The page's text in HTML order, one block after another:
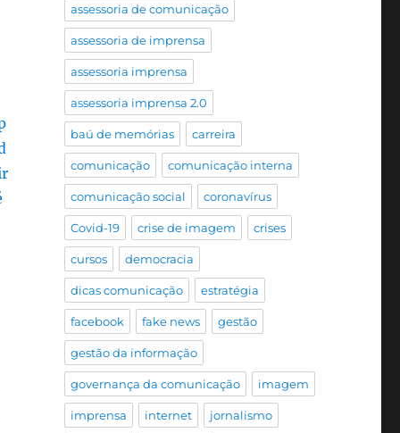
assessoria de comunicação
assessoria de imprensa
assessoria imprensa
assessoria imprensa 2.0
baú de memórias carreira
comunicação comunicação interna
comunicação social coronavírus
Covid-19 crise de imagem crises
cursos democracia
dicas comunicação estratégia
facebook fake news gestão
gestão da informação
governança da comunicação imagem
imprensa internet jornalismo